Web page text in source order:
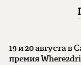
19 и 20 августа в
премия